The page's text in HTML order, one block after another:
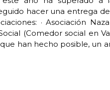
hacer una entrega
· Asociación
(Comedor social en
han hecho posible, un